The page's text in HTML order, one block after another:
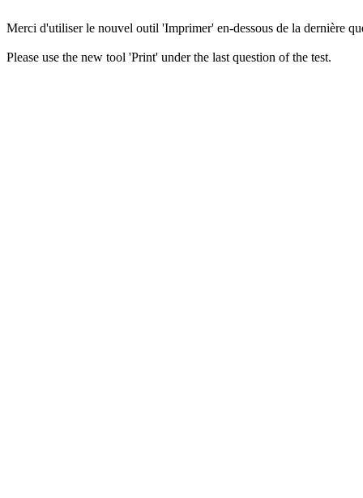
Merci d'utiliser le nouvel outil 'Imprimer' en-dessous de la dernière
Please use the new tool 'Print' under the last question of the test.